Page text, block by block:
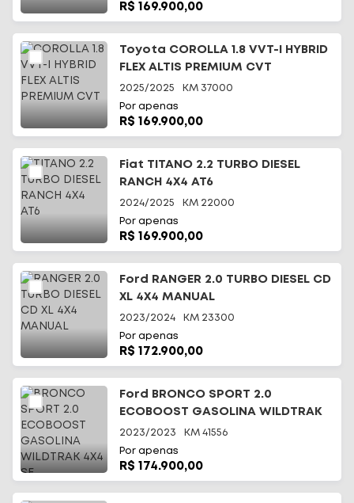
R$ 169.900,00
Toyota COROLLA 1.8 VVT-I HYBRID
FLEX ALTIS PREMIUM CVT
2025/2025 KM 37000
Por apenas
R$ 169.900,00
Fiat TITANO 2.2 TURBO DIESEL
RANCH 4X4 AT6
2024/2025 KM 22000
Por apenas
R$ 169.900,00
Ford RANGER 2.0 TURBO DIESEL CD
XL 4X4 MANUAL
2023/2024 KM 23300
Por apenas
R$ 172.900,00
Ford BRONCO SPORT 2.0
ECOBOOST GASOLINA WILDTRAK
4X4 SE
2023/2023 KM 41556
Por apenas
R$ 174.900,00